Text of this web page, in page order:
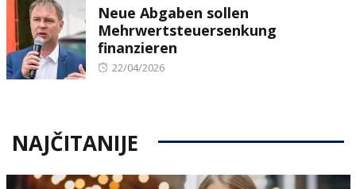
Neue Abgaben sollen
Mehrwertsteuersenkung
finanzieren
Posted
22/04/2026
NAJČITANIJE